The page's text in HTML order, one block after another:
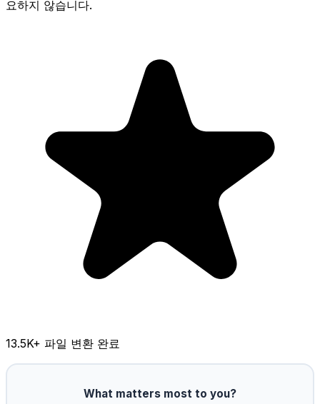
요하지 않습니다.
13.5K+ 파일 변환 완료
What matters most to you?